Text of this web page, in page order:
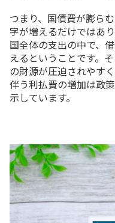
つまり、国債費が膨ら
字が増えるだけではあり
国全体の支出の中で、
えるということです。
の財源が圧迫されやす
伴う利払費の増加は政
示しています。